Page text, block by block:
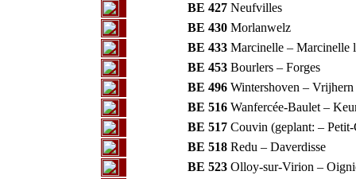
BE 427 Neufvilles
BE 430 Morlanwelz
BE 433 Marcinelle – Marcinelle
BE 453 Bourlers – Forges
BE 496 Wintershoven – Vrijhern
BE 516 Wanfercée-Baulet –
BE 517 Couvin (geplant: –
BE 518 Redu – Daverdisse
BE 523 Olloy-sur-Virion –